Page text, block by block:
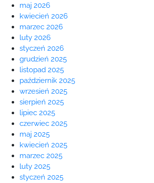
maj 2026
kwiecień 2026
marzec 2026
luty 2026
styczeń 2026
grudzień 2025
listopad 2025
październik 2025
wrzesień 2025
sierpień 2025
lipiec 2025
czerwiec 2025
maj 2025
kwiecień 2025
marzec 2025
luty 2025
styczeń 2025